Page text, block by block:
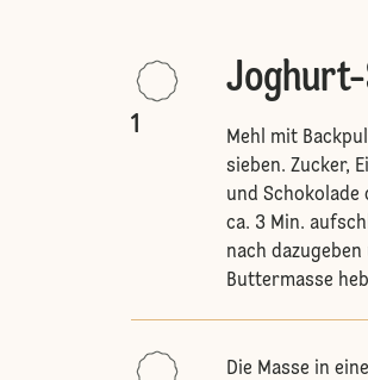
1
Joghurt-
Mehl mit
sieben. Zucker,
und Schokolade
ca. 3 Min.
nach
Buttermasse
Die Masse in